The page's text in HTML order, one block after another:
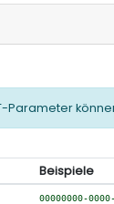
Parameter
Beispiele
00000000-